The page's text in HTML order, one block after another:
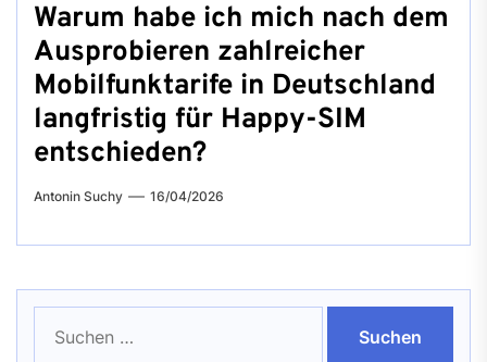
Warum habe ich mich nach dem
Ausprobieren zahlreicher
Mobilfunktarife in Deutschland
langfristig für Happy-SIM
entschieden?
Antonin Suchy 16/04/2026
nach: